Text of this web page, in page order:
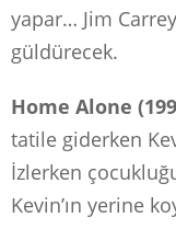
yapar… Jim
güldürecek.
Home Alone
tatile giderken
İzlerken
Kevin’ın yerine